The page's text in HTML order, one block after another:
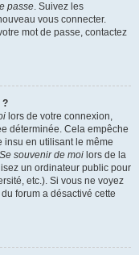
passe. Suivez les
vous connecter.
mot de passe, contactez
?
lors de votre connexion,
déterminée. Cela empêche
insu en utilisant le même
Se souvenir de moi lors de la
un ordinateur public pour
etc.). Si vous ne voyez
forum a désactivé cette